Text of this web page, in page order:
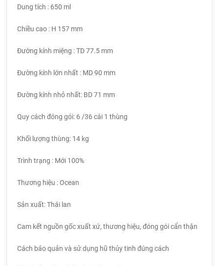
Dung tích : 650 ml
Chiều cao : H 157 mm
Đường kính miệng : TD 77.5 mm
Đường kính lớn nhất : MD 90 mm
Đường kính nhỏ nhất: BD 71 mm
Quy cách đóng gói: 6 /36 cái 1 thùng
Khối lượng thùng: 14 kg
Trình trạng : Mới 100%
Thương hiệu : Ocean
Sản xuất: Thái lan
Cam kết nguồn gốc xuất xứ, thương hiệu, đóng gói cẩn thận
Cách bảo quản và sử dụng hũ thủy tinh đúng cách